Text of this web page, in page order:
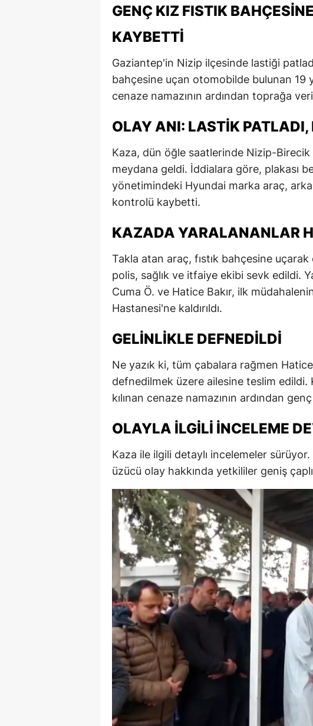
GENÇ KIZ FISTIK
KAYBETTI
Gaziantep'in Nizip ilçesinde lastiği
bahçesine uçan otomobilde bulunan 19
cenaze namazının ardından toprağa
OLAY ANI: LASTIK PATLADI,
Kaza, dün öğle saatlerinde Nizip-
meydana geldi. İddialara göre, plakası
yönetimindeki Hyundai marka araç,
kontrolü kaybetti.
KAZADA YARALANANLAR
Takla atan araç, fıstık bahçesine
polis, sağlık ve itfaiye ekibi sevk edildi.
Cuma Ö. ve Hatice Bakır, ilk
Hastanesi'ne kaldırıldı.
GELINLIKLE DEFNEDILDI
Ne yazık ki, tüm çabalara rağmen
defnedilmek üzere ailesine teslim edildi.
kılınan cenaze namazının ardından
OLAYLA İLGILI İNCELEME
Kaza ile ilgili detaylı incelemeler
üzücü olay hakkında yetkililer geniş